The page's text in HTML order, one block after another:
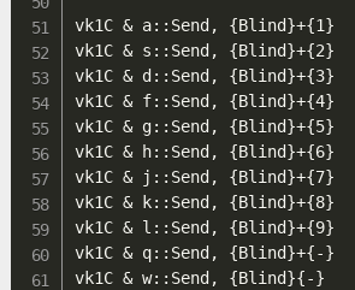
vk1C & a::Send, {Blind}+{1}
vk1C & s::Send, {Blind}+{2}
vk1C & d::Send, {Blind}+{3}
vk1C & f::Send, {Blind}+{4}
vk1C & g::Send, {Blind}+{5}
vk1C & h::Send, {Blind}+{6}
vk1C & j::Send, {Blind}+{7}
vk1C & k::Send, {Blind}+{8}
vk1C & l::Send, {Blind}+{9}
vk1C & q::Send, {Blind}+{-}
vk1C & w::Send, {Blind}{-}